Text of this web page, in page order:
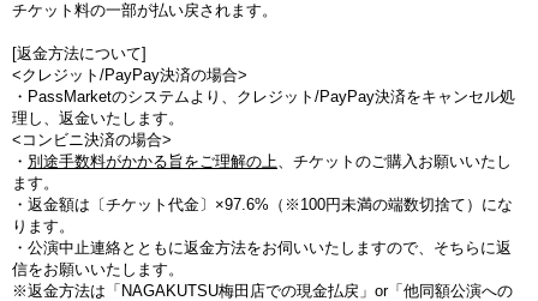
チケット料の一部が払い戻されます。
[返金方法について]
<クレジット/PayPay決済の場合>
・PassMarketのシステムより、クレジット/PayPay決済をキャンセル処
理し、返金いたします。
<コンビニ決済の場合>
・ 別途手数料がかかる旨をご理解の上、チケットのご購入お願いいたし
ます。
・ 返金額は〔チケット代金〕×97.6%（※100円未満の端数切捨て ）にな
ります。
・公演中止連絡とともに返金方法をお伺いいたしますので、そちらに返
信をお願いいたします。
※返金方法は「NAGAKUTSU梅田店での現金払戻」or「他同額公演への